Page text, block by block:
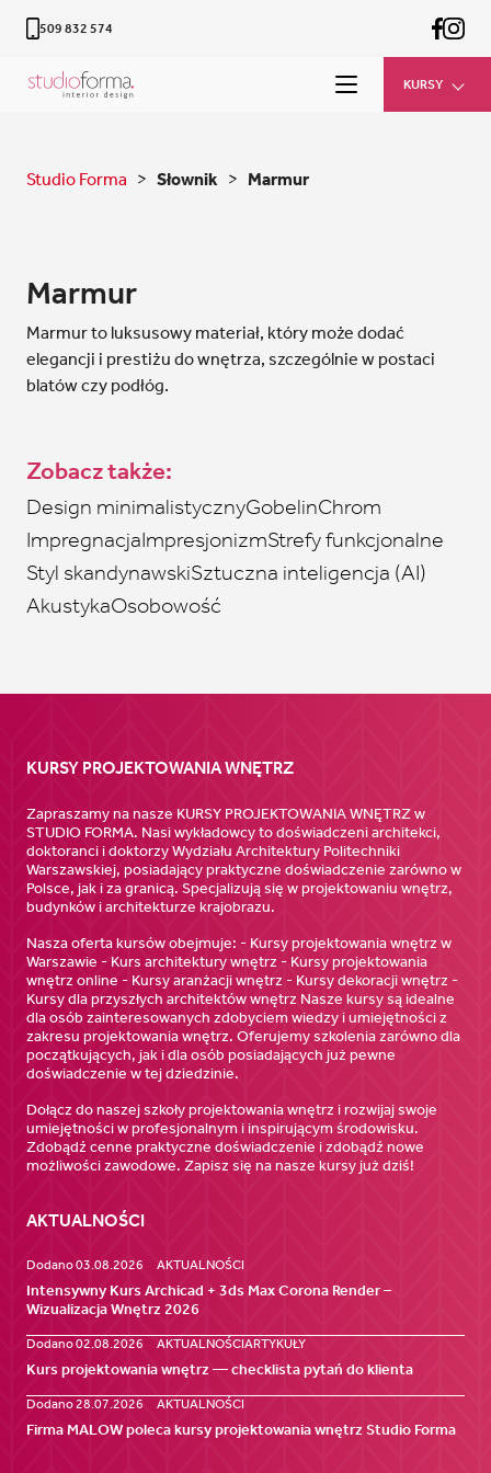
509 832 574
KURSY
Studio Forma > Słownik > Marmur
Marmur
Marmur to luksusowy materiał, który może dodać
elegancji i prestiżu do wnętrza, szczególnie w postaci
blatów czy podłóg.
Zobacz także:
Design minimalistycznyGobelinChrom
ImpregnacjaImpresjonizmStrefy funkcjonalne
Styl skandynawskiSztuczna inteligencja (AI)
AkustykaOsobowość
KURSY PROJEKTOWANIA WNĘTRZ
Zapraszamy na nasze KURSY PROJEKTOWANIA WNĘTRZ w
STUDIO FORMA. Nasi wykładowcy to doświadczeni architekci,
doktoranci i doktorzy Wydziału Architektury Politechniki
Warszawskiej, posiadający praktyczne doświadczenie zarówno w
Polsce, jak i za granicą. Specjalizują się w projektowaniu wnętrz,
budynków i architekturze krajobrazu.
Nasza oferta kursów obejmuje: - Kursy projektowania wnętrz w
Warszawie - Kurs architektury wnętrz - Kursy projektowania
wnętrz online - Kursy aranżacji wnętrz - Kursy dekoracji wnętrz -
Kursy dla przyszłych architektów wnętrz Nasze kursy są idealne
dla osób zainteresowanych zdobyciem wiedzy i umiejętności z
zakresu projektowania wnętrz. Oferujemy szkolenia zarówno dla
początkujących, jak i dla osób posiadających już pewne
doświadczenie w tej dziedzinie.
Dołącz do naszej szkoły projektowania wnętrz i rozwijaj swoje
umiejętności w profesjonalnym i inspirującym środowisku.
Zdobądź cenne praktyczne doświadczenie i zdobądź nowe
możliwości zawodowe. Zapisz się na nasze kursy już dziś!
AKTUALNOŚCI
Dodano 03.08.2026 AKTUALNOŚCI
Intensywny Kurs Archicad + 3ds Max Corona Render –
Wizualizacja Wnętrz 2026
Dodano 02.08.2026 AKTUALNOŚCIARTYKUŁY
Kurs projektowania wnętrz — checklista pytań do klienta
Dodano 28.07.2026 AKTUALNOŚCI
Firma MALOW poleca kursy projektowania wnętrz Studio Forma